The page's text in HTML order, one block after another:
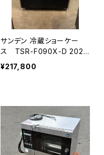
サンデン 冷蔵ショーケー
ス TSR-F090X-D 2023
年
¥217,800